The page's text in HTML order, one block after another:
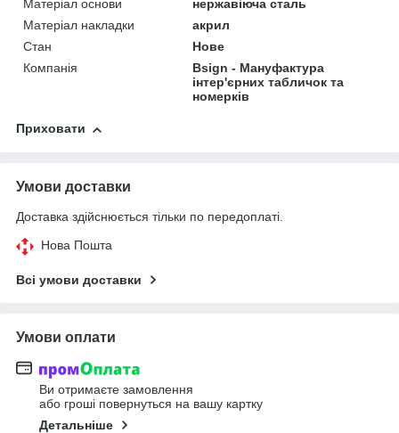
Матеріал основи
нержавіюча сталь
Матеріал накладки
акрил
Стан
Нове
Компанія
Bsign - Мануфактура
інтер'єрних табличок та
номерків
Приховати
Умови доставки
Доставка здійснюється тільки по передоплаті.
Нова Пошта
Всі умови доставки
Умови оплати
Ви отримаєте замовлення
або гроші повернуться на вашу картку
Детальніше